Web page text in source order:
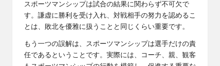
スポーツマンシップは試合の結果に関わらず不可欠で
す。謙虚に勝利を受け入れ、対戦相手の努力を認めるこ
とは、敗北を優雅に扱うことと同じくらい重要です。
もう一つの誤解は、スポーツマンシップは選手だけの責
任であるということです。実際には、コーチ、親、観客